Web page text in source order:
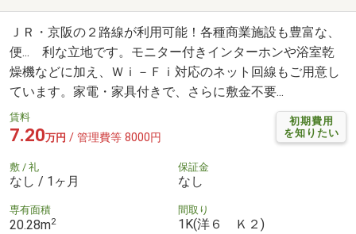
ＪＲ・京阪の２路線が利用可能！各種商業施設も豊富な、
便... 利な立地です。モニター付きインターホンや浴室乾
燥機などに加え、Ｗｉ－Ｆｉ対応のネット回線もご用意し
ています。家電・家具付きで、さらに敷金不要...
初期費用
を知りたい
賃料
7.20万円 / 管理費等 8000円
敷 / 礼
なし / 1ヶ月
保証金
なし
専有面積
20.28m2
間取り
1K(洋６ Ｋ２)